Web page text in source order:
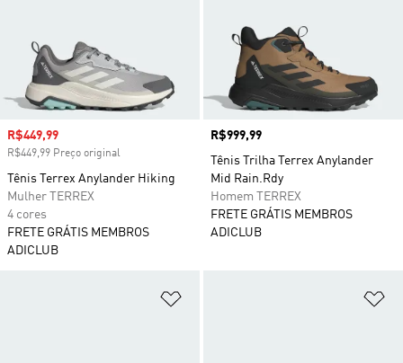
Preço com desconto
R$449,99
R$449,99 Preço original
Tênis Terrex Anylander Hiking
Mulher TERREX
4 cores
FRETE GRÁTIS MEMBROS
ADICLUB
Preço
R$999,99
Tênis Trilha Terrex Anylander
Mid Rain.Rdy
Homem TERREX
FRETE GRÁTIS MEMBROS
ADICLUB